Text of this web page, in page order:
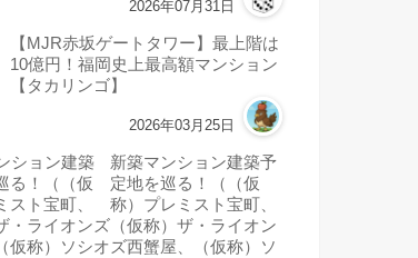
2026年07月31日
【MJR赤坂ゲートタワー】最上階は
10億円！福岡史上最高額マンション
【タカリンゴ】
2026年03月25日
新築マンション建築予
定地を巡る！（（仮
称）プレミスト宝町、
（仮称）ザ・ライオン
ズ西蟹屋、（仮称）ソ